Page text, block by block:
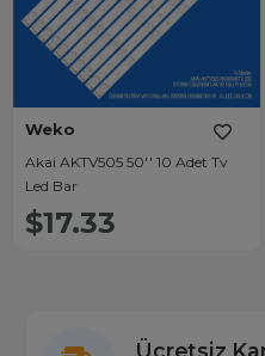
Weko
Akai AKTV505 50'' 10 Adet Tv
Led Bar
$17.33
Ücretsiz